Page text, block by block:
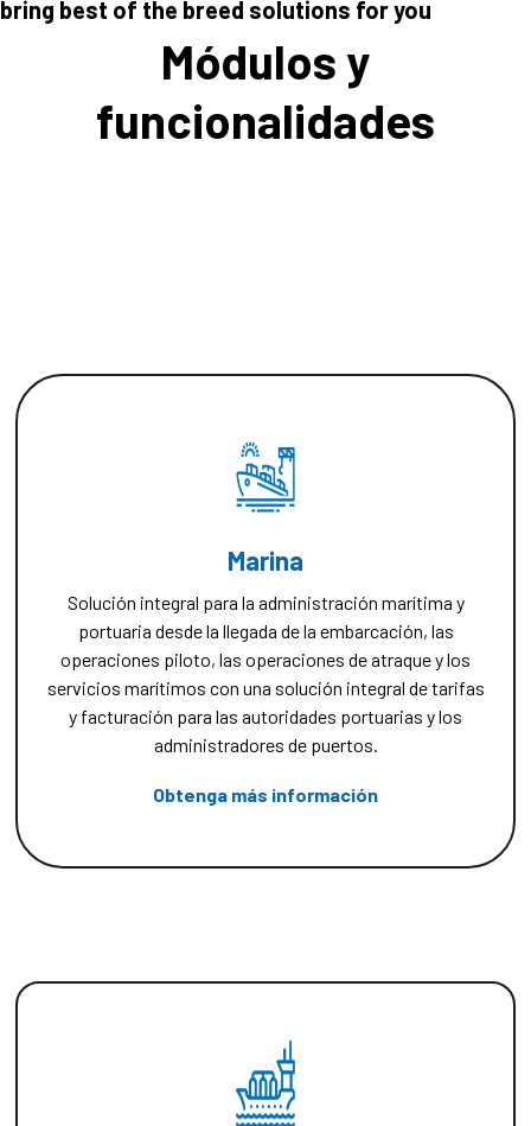
bring best of the breed solutions for you
Módulos y
funcionalidades
Marina
Solución integral para la administración marítima y
portuaria desde la llegada de la embarcación, las
operaciones piloto, las operaciones de atraque y los
servicios marítimos con una solución integral de tarifas
y facturación para las autoridades portuarias y los
administradores de puertos.
Obtenga más información